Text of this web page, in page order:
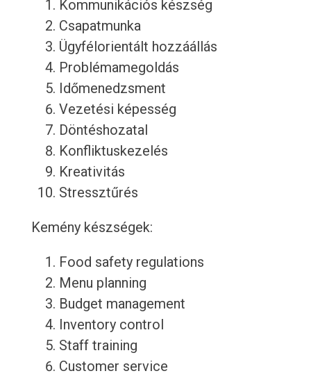
Kommunikációs készség
Csapatmunka
Ügyfélorientált hozzáállás
Problémamegoldás
Időmenedzsment
Vezetési képesség
Döntéshozatal
Konfliktuskezelés
Kreativitás
Stressztűrés
Kemény készségek:
Food safety regulations
Menu planning
Budget management
Inventory control
Staff training
Customer service